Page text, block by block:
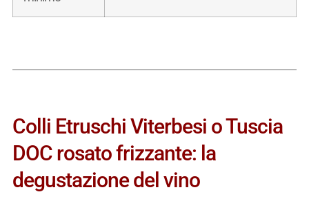
Colli Etruschi Viterbesi o Tuscia
DOC rosato frizzante: la
degustazione del vino